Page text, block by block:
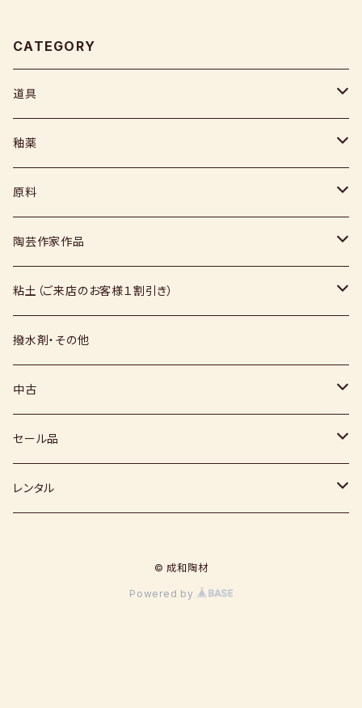
CATEGORY
道具
ヘラ
コテ
スポンジ
絵具
上絵具
下絵具
その他
釉薬
粉末
液体
福島釉薬
原料
媒溶剤・調整剤等
長石
硅石
その他（土・泥等）
顔料
灰
陶芸作家作品
上野焼
薪窯（高鶴淳一先生）
堀田窯
小石原焼
鶴見窯
秀山窯
高取焼
鬼丸雪山窯
福岡県：窯元・陶芸作家
恵水窯
粘土（ご来店のお客様１割引き）
信楽白土
信楽赤土
梅崎粘土
七隈粘土
撥水剤・その他
中古
窯
電気窯
電動ろくろ
セール品
小道具
レンタル
© 成和陶材
Powered by